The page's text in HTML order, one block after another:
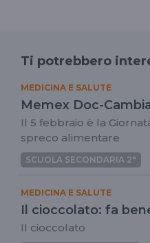
Ti potrebbero
MEDICINA E SALUTE
Memex Doc-
Il 5 febbraio è la
spreco alimentare
SCUOLA SECONDARIA 2°
MEDICINA E SALUTE
Il cioccolato: fa
Il cioccolato